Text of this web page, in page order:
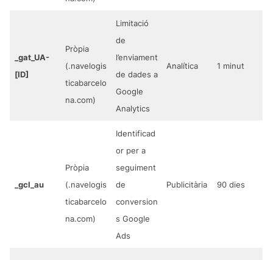
_gat_UA-
[ID]
Pròpia
(.navelogis
ticabarcelo
na.com)
Limitació
de
l’enviament
de dades a
Google
Analytics
Analítica 1 minut
_gcl_au
Pròpia
(.navelogis
ticabarcelo
na.com)
Identificad
or per a
seguiment
de
conversion
s Google
Ads
Publicitària 90 dies